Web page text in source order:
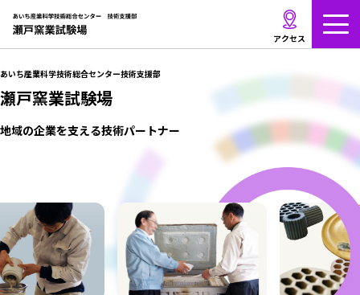
アクセス
メ
ニ
く
あいち産業科学技術総合センター技術支援部
瀬戸窯業試験場
地域の企業を支える技術パートナー